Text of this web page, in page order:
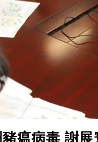
瘟病毒 謝